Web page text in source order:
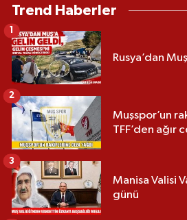
Trend Haberler
Rusya’dan
Muşspor’un
TFF’den ağır
2
Manisa Valisi
günü
3